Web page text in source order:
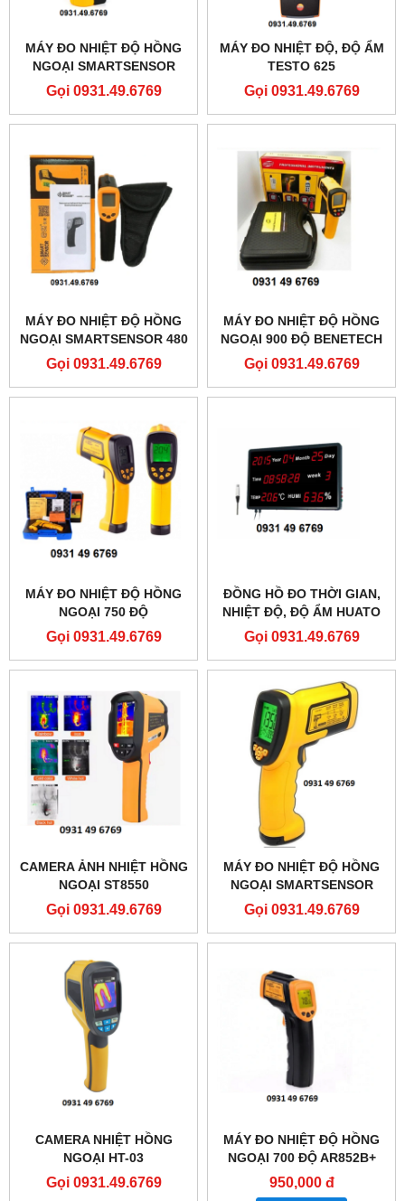
MÁY ĐO NHIỆT ĐỘ HỒNG
NGOẠI SMARTSENSOR
AR862A+
Gọi 0931.49.6769
MÁY ĐO NHIỆT ĐỘ, ĐỘ ẨM
TESTO 625
Gọi 0931.49.6769
MÁY ĐO NHIỆT ĐỘ HỒNG
NGOẠI SMARTSENSOR 480
ĐỘ AR350+
Gọi 0931.49.6769
MÁY ĐO NHIỆT ĐỘ HỒNG
NGOẠI 900 ĐỘ BENETECH
GM900
Gọi 0931.49.6769
MÁY ĐO NHIỆT ĐỘ HỒNG
NGOẠI 750 ĐỘ
SMARTSENSOR AS852B
Gọi 0931.49.6769
ĐỒNG HỒ ĐO THỜI GIAN,
NHIỆT ĐỘ, ĐỘ ẨM HUATO
HE218B-EX
Gọi 0931.49.6769
CAMERA ẢNH NHIỆT HỒNG
NGOẠI ST8550
Gọi 0931.49.6769
MÁY ĐO NHIỆT ĐỘ HỒNG
NGOẠI SMARTSENSOR
1350OC AS872
Gọi 0931.49.6769
CAMERA NHIỆT HỒNG
NGOẠI HT-03
Gọi 0931.49.6769
MÁY ĐO NHIỆT ĐỘ HỒNG
NGOẠI 700 ĐỘ AR852B+
950,000 đ